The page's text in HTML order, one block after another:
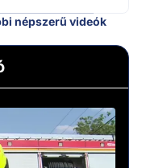
népszerű videók